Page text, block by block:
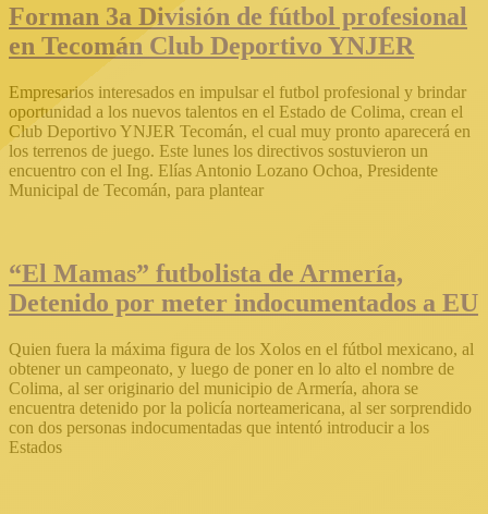
Forman 3a División de fútbol profesional
en Tecomán Club Deportivo YNJER
Empresarios interesados en impulsar el futbol profesional y brindar
oportunidad a los nuevos talentos en el Estado de Colima, crean el
Club Deportivo YNJER Tecomán, el cual muy pronto aparecerá en
los terrenos de juego. Este lunes los directivos sostuvieron un
encuentro con el Ing. Elías Antonio Lozano Ochoa, Presidente
Municipal de Tecomán, para plantear
“El Mamas” futbolista de Armería,
Detenido por meter indocumentados a EU
Quien fuera la máxima figura de los Xolos en el fútbol mexicano, al
obtener un campeonato, y luego de poner en lo alto el nombre de
Colima, al ser originario del municipio de Armería, ahora se
encuentra detenido por la policía norteamericana, al ser sorprendido
con dos personas indocumentadas que intentó introducir a los
Estados